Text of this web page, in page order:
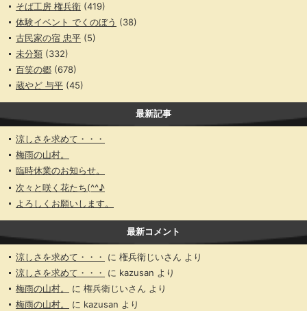
そば工房 権兵衛 (419)
体験イベント でくのぼう (38)
古民家の宿 忠平 (5)
未分類 (332)
百笑の郷 (678)
蔵やど 与平 (45)
最新記事
涼しさを求めて・・・
梅雨の山村。
臨時休業のお知らせ。
次々と咲く花たち(^^♪
よろしくお願いします。
最新コメント
涼しさを求めて・・・ に 権兵衛じいさん より
涼しさを求めて・・・
に kazusan より
梅雨の山村。
に 権兵衛じいさん より
梅雨の山村。
に kazusan より